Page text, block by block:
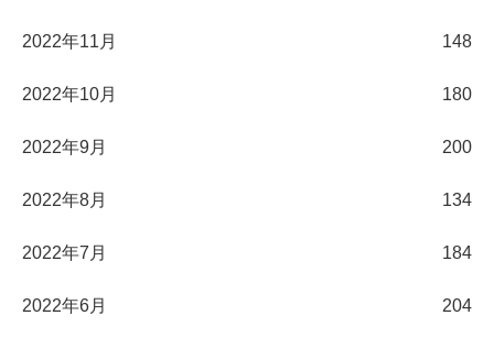
2022年11月 148
2022年10月 180
2022年9月 200
2022年8月 134
2022年7月 184
2022年6月 204